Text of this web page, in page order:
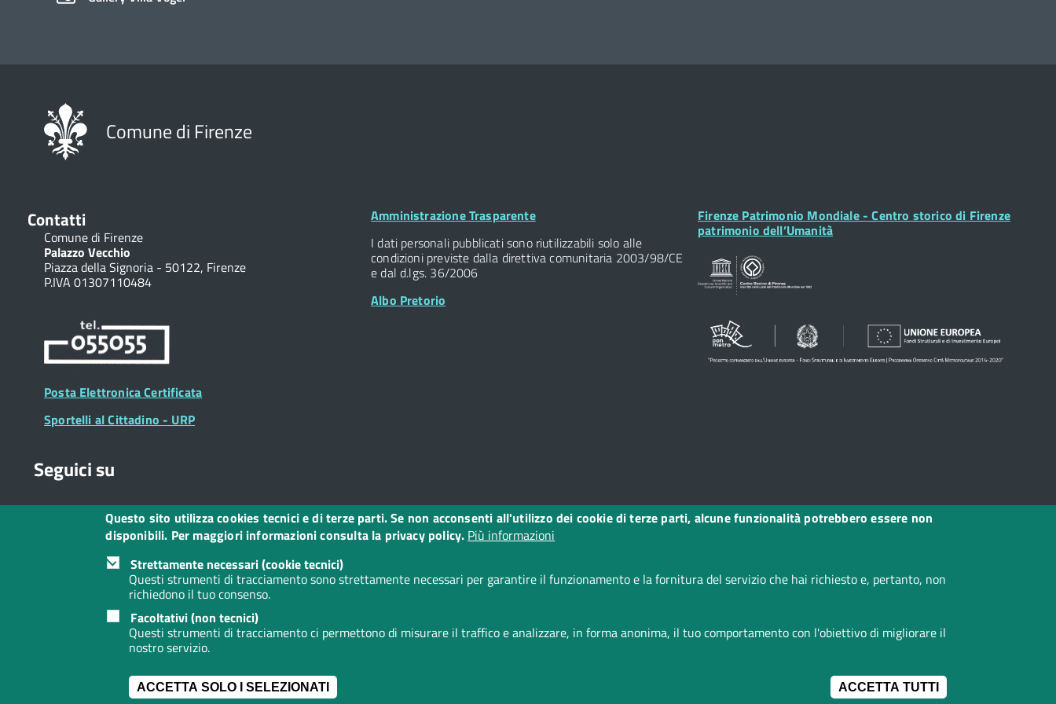
Comune di Firenze
Contatti
Comune di Firenze
Palazzo Vecchio
Piazza della Signoria - 50122, Firenze
P.IVA 01307110484
Posta Elettronica Certificata
Sportelli al Cittadino - URP
Footer
Amministrazione Trasparente
I dati personali pubblicati sono riutilizzabili solo alle
condizioni previste dalla direttiva comunitaria 2003/98/CE
e dal d.lgs. 36/2006
Albo Pretorio
Footer
Widget
Firenze Patrimonio Mondiale - Centro storico di Firenze
patrimonio dell’Umanità
Seguici su
Collegamento
Facebook
Collegamento
a
Twitter
Collegamento
a
Instagram
Collegamento
a
LinkedIn
Collegamento
a
You
Tube
Collegamento
a
Telegram
Collegamento
a
Whatsapp
Redazione web Privacy Note legali
Questo sito utilizza cookies tecnici e di terze parti. Se non acconsenti all'utilizzo dei cookie di terze parti, alcune funzionalità potrebbero essere non
disponibili. Per maggiori informazioni consulta la privacy policy. Più informazioni
Strettamente necessari (cookie tecnici)
Questi strumenti di tracciamento sono strettamente necessari per garantire il funzionamento e la fornitura del servizio che hai richiesto e, pertanto, non
richiedono il tuo consenso.
Facoltativi (non tecnici)
Questi strumenti di tracciamento ci permettono di misurare il traffico e analizzare, in forma anonima, il tuo comportamento con l'obiettivo di migliorare il
nostro servizio.
ACCETTA SOLO I SELEZIONATI ACCETTA TUTTI